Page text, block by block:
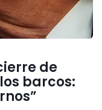
de
barcos: